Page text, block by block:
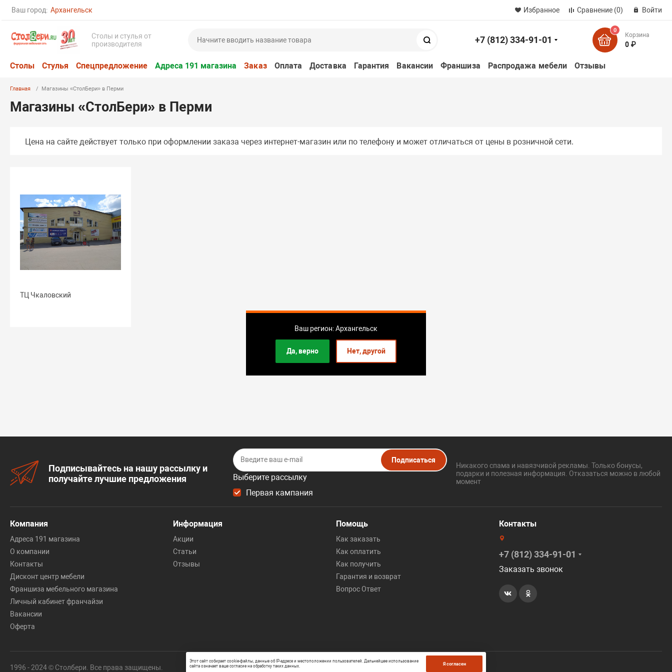
Ваш город: Архангельск
Ваш регион: Архангельск
Да, верно Нет, другой
Избранное Сравнение (0) Войти
Столы и стулья от
производителя
+7 (812) 334-91-01
0
Корзина
0 ₽
Столы Стулья Спецпредложение Адреса 191 магазина Заказ Оплата Доставка Гарантия Вакансии Франшиза Распродажа мебели Отзывы
Главная Магазины «СтолБери» в Перми
Магазины «СтолБери» в Перми
Цена на сайте действует только при оформлении заказа через интернет-магазин или по телефону и может отличаться от цены в розничной сети.
ТЦ Чкаловский
Подписывайтесь на нашу рассылку и
получайте лучшие предложения
Выберите рассылку
Первая кампания
Подписаться
Никакого спама и навязчивой рекламы. Только бонусы,
подарки и полезная информация. Отказаться можно в любой
момент
Компания
Адреса 191 магазина
О компании
Контакты
Дисконт центр мебели
Франшиза мебельного магазина
Личный кабинет франчайзи
Вакансии
Оферта
Информация
Акции
Статьи
Отзывы
Помощь
Как заказать
Как оплатить
Как получить
Гарантия и возврат
Вопрос Ответ
Контакты
+7 (812) 334-91-01
Заказать звонок
1996 - 2024 © Столбери. Все права защищены.
Этот сайт собирает cookie-файлы, данные об IP-адресе и местоположении пользователей. Дальнейшее использование
сайта означает ваше согласие на обработку таких данных.
Я согласен